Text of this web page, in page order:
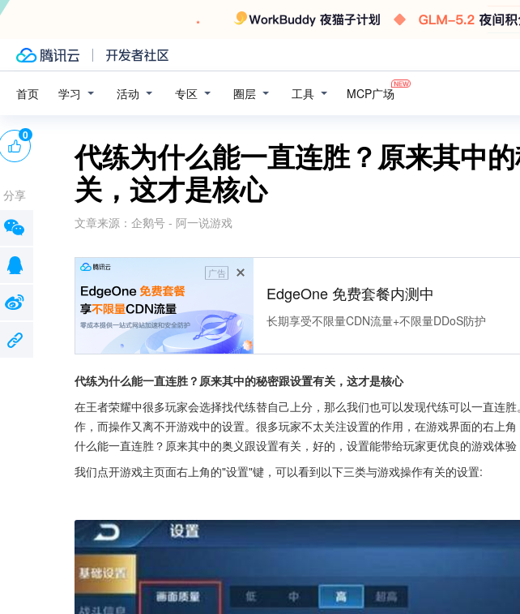
首页 学习 活动 专区 圈层 工具 MCP广场
代练为什么能一直连胜？原来其中
关，这才是核心
文章来源： 企鹅号 - 阿一说游戏
广告
EdgeOne 免费套餐内测中
长期享受不限量CDN流量+不限量DDoS防护
代练为什么能一直连胜？原来其中的秘密跟设置有关，这才是核心
在王者荣耀中很多玩家会选择找代练替自己上分，那么我们也可以发现代练可以一直连
作，而操作又离不开游戏中的设置。很多玩家不太关注设置的作用，在游戏界面的右上
什么能一直连胜？原来其中的奥义跟设置有关，好的，设置能带给玩家更优良的游戏体验
我们点开游戏主页面右上角的"设置"键，可以看到以下三类与游戏操作有关的设置:
0
分享